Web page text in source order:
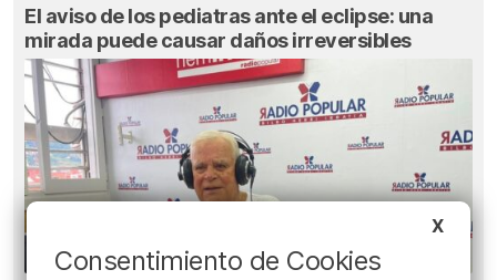
El aviso de los pediatras ante el eclipse: una
mirada puede causar daños irreversibles
X
Consentimiento de Cookies